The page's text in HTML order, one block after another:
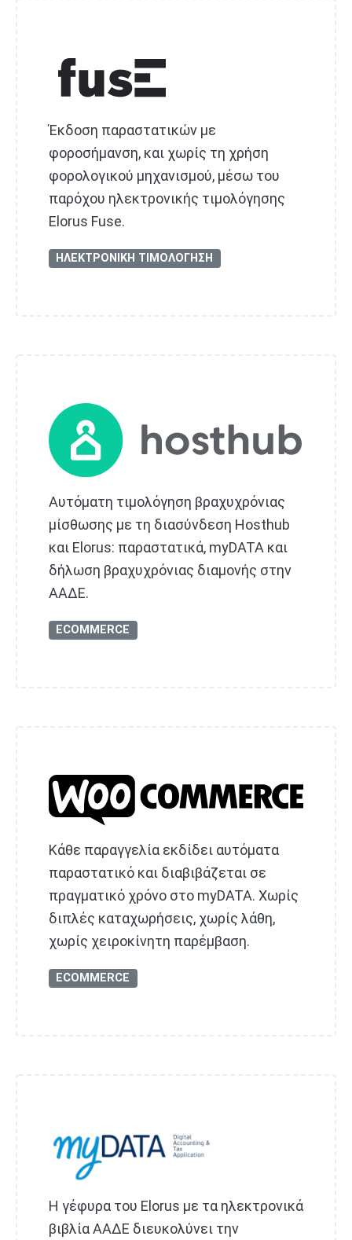
Έκδοση παραστατικών με
φοροσήμανση, και χωρίς τη χρήση
φορολογικού μηχανισμού, μέσω του
παρόχου ηλεκτρονικής τιμολόγησης
Elorus Fuse.
ΗΛΕΚΤΡΟΝΙΚΗ ΤΙΜΟΛΟΓΗΣΗ
Αυτόματη τιμολόγηση βραχυχρόνιας
μίσθωσης με τη διασύνδεση Hosthub
και Elorus: παραστατικά, myDATA και
δήλωση βραχυχρόνιας διαμονής στην
ΑΑΔΕ.
ECOMMERCE
Κάθε παραγγελία εκδίδει αυτόματα
παραστατικό και διαβιβάζεται σε
πραγματικό χρόνο στο myDATA. Χωρίς
διπλές καταχωρήσεις, χωρίς λάθη,
χωρίς χειροκίνητη παρέμβαση.
ECOMMERCE
Η γέφυρα του Elorus με τα ηλεκτρονικά
βιβλία ΑΑΔΕ διευκολύνει την